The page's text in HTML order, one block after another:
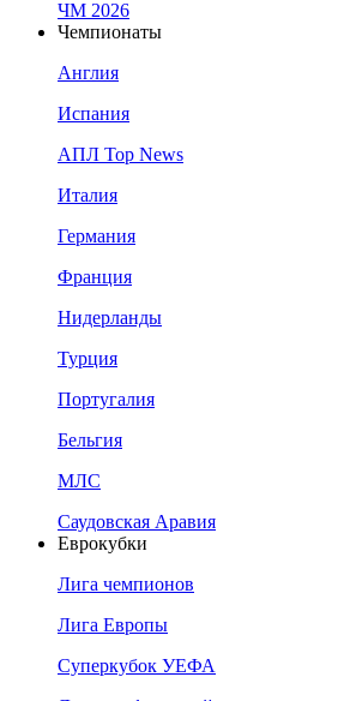
ЧМ 2026
Чемпионаты
Англия
Испания
АПЛ Top News
Италия
Германия
Франция
Нидерланды
Турция
Португалия
Бельгия
МЛС
Саудовская Аравия
Еврокубки
Лига чемпионов
Лига Европы
Суперкубок УЕФА